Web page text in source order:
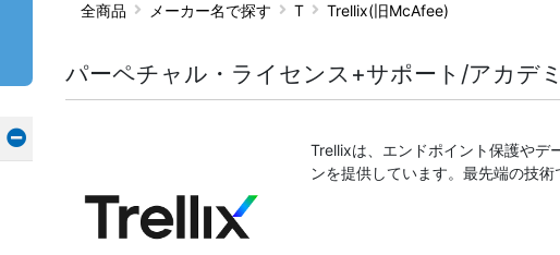
全商品 メーカー名で探す T Trellix(旧McAfee)
パーペチャル・ライセンス+サポート/アカデ
Trellixは、エンドポイント保護やデ
ンを提供しています。最先端の技